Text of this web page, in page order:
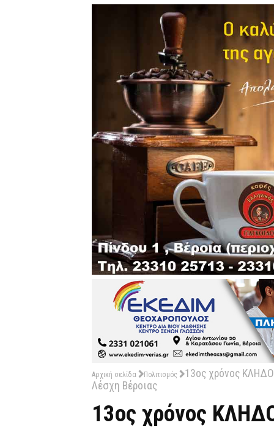
Αρχική σελίδα Πολιτισμός
13ος χρόνος
Λέσχη Βέροιας
13ος χρόνος